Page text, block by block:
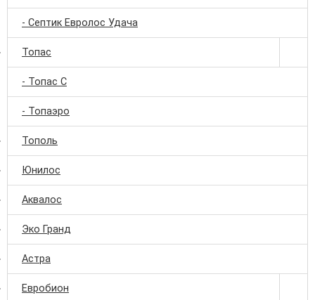
- Септик Евролос Удача
Топас
- Топас С
- Топаэро
Тополь
Юнилос
Аквалос
Эко Гранд
Астра
Евробион